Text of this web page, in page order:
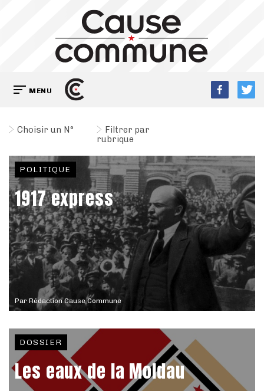
MENU
Choisir un N°
Filtrer par
rubrique
Par Rédaction Cause Commune
POLITIQUE
1917 express
DOSSIER
Les eaux de la Moldau